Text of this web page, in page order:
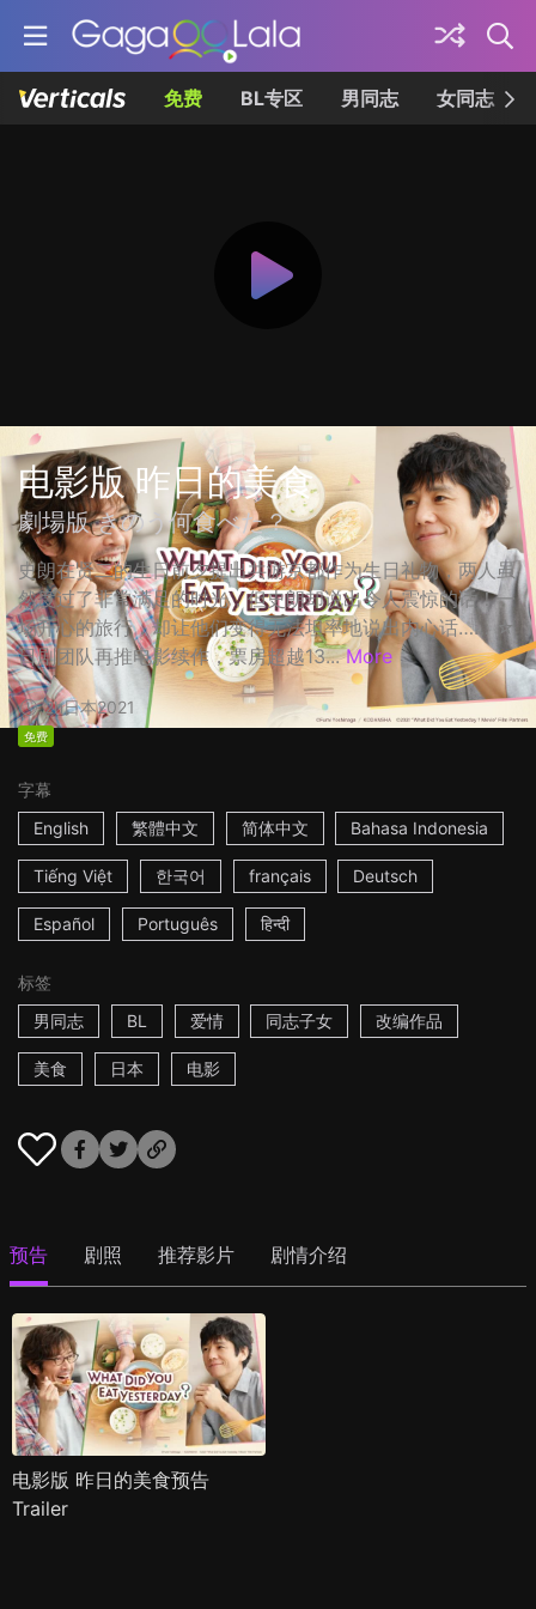
免费 BL专区 男同志 女同志
电影版 昨日的美食
劇場版 きのう何食べた？
史朗在贤二的生日前夕提出共游京都作为生日礼物，两人虽
然度过了非常满足的时光，但史朗却说出令人震惊的话！一
场开心的旅行，却让他们变得无法坦率地说出内心话…… ☆
日剧团队再推电影续作，票房超越13... More
2h日本2021
免费
字幕
English
繁體中文 简体中文 Bahasa Indonesia
Tiếng Việt 한국어 français Deutsch
Español Português हिन्दी
标签
男同志
BL 爱情 同志子女 改编作品
美食 日本 电影
预告 剧照 推荐影片 剧情介绍
电影版 昨日的美食预告
Trailer